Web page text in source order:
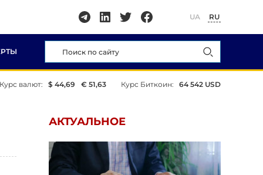
UA RU
Курс валют: $ 44,69 € 51,63 Курс Биткоин: 64 542 USD
АКТУАЛЬНОЕ